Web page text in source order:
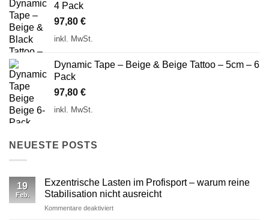
4 Pack
97,80 €
inkl. MwSt.
Dynamic Tape – Beige & Beige Tattoo – 5cm – 6
Pack
97,80 €
inkl. MwSt.
NEUESTE POSTS
19
Feb.
Exzentrische Lasten im Profisport – warum reine
Stabilisation nicht ausreicht
Kommentare deaktiviertfür